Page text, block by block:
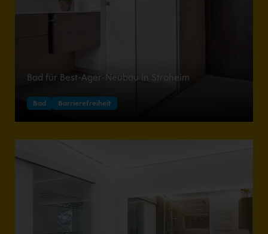
Bad für Best-Ager-Neubau in Stroheim
Bad Barrierefreiheit